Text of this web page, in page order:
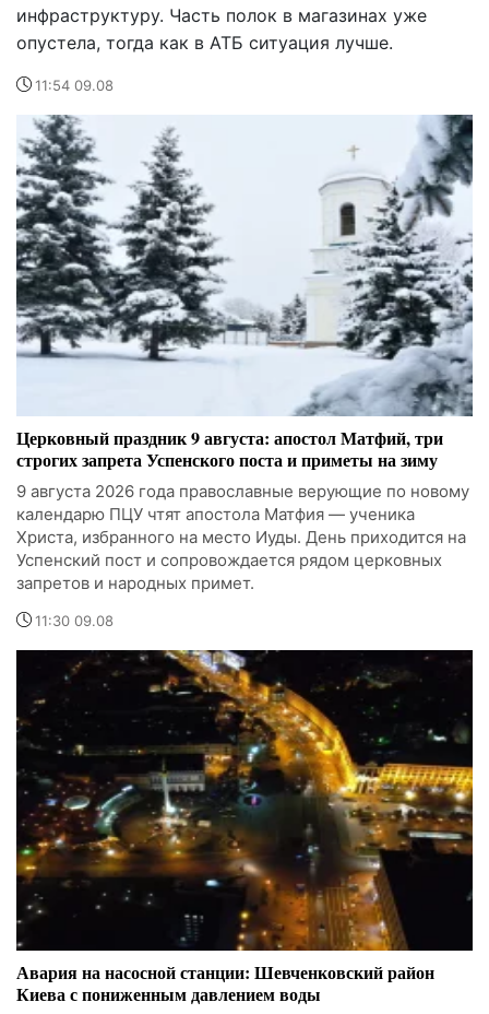
инфраструктуру. Часть полок в магазинах уже
опустела, тогда как в АТБ ситуация лучше.
11:54 09.08
Церковный праздник 9 августа: апостол Матфий, три
строгих запрета Успенского поста и приметы на зиму
9 августа 2026 года православные верующие по новому
календарю ПЦУ чтят апостола Матфия — ученика
Христа, избранного на место Иуды. День приходится на
Успенский пост и сопровождается рядом церковных
запретов и народных примет.
11:30 09.08
Авария на насосной станции: Шевченковский район
Киева с пониженным давлением воды